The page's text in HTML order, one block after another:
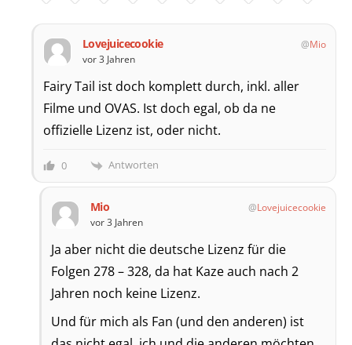
Lovejuicecookie
Mio
vor 3 Jahren
Fairy Tail ist doch komplett durch, inkl. aller
Filme und OVAS. Ist doch egal, ob da ne
offizielle Lizenz ist, oder nicht.
0 Antworten
Mio
Lovejuicecookie
vor 3 Jahren
Ja aber nicht die deutsche Lizenz für die
Folgen 278 – 328, da hat Kaze auch nach 2
Jahren noch keine Lizenz.
Und für mich als Fan (und den anderen) ist